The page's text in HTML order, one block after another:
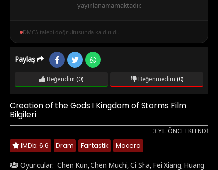
yayınlanamamaktadır.
DMCA talebi doğrultusunda kaldırıldı.
Paylaş
Beğendim (0) Beğenmedim (0)
Creation of the Gods I Kingdom of Storms Film
Bilgileri
3 YIL ÖNCE EKLENDI
IMDb: 6.6 Dram Fantastik Macera
Oyuncular: Chen Kun,Chen Muchi,Ci Sha, Fei Xiang, Huang